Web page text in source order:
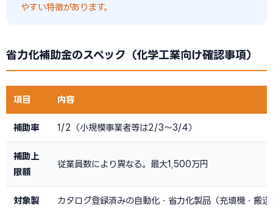
やすい特徴があります。
省力化補助金のスペック（化学工業向け確認事項）
項目 内容
補助率 1/2（小規模事業者等は2/3〜3/4）
補助上
限額
従業員数により異なる。最大1,500万円
対象製
カタログ登録済みの自動化・省力化製品（充填機・搬送